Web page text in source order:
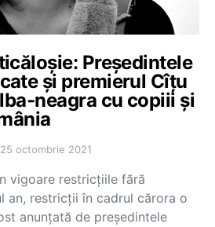
Președintele
și premierul Cîțu
neagra cu copiii și
25 octombrie 2021
vigoare restricțiile fără
an, restricții în cadrul cărora o
anunțată de președintele